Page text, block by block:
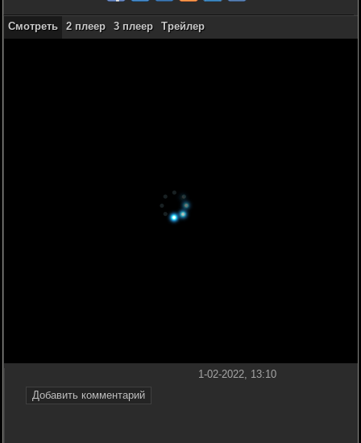
Смотреть 2 плеер 3 плеер Трейлер
Добавить комментарий
1-02-2022, 13:10